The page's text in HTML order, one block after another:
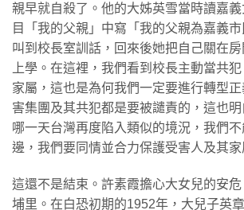
親早就自殺了。他的大姊英雪當時讀嘉
目「我的父親」中寫「我的父親為嘉義
叫到校長室訓話，回來後她把自己關在
上學。在這裡，我們看到校長主動當共
家屬，這也是為何我們一定要進行轉型
害集團及其共犯都是要被譴責的，這也
哪一天台灣再度陷入類似的境況，我們
邊，我們要同情並合力保護受害人及其家
這還不是結束。許素霞擔心大女兒的安危
埔里。在白恐初期的1952年，大兒子英